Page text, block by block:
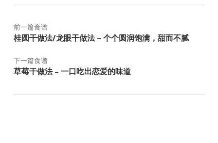
前一篇食谱
桂圆干做法/龙眼干做法 – 个个圆润饱满，甜而不腻
下一篇食谱
草莓干做法 – 一口吃出恋爱的味道